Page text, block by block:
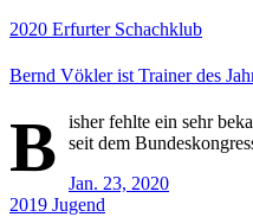
2020 Erfurter Schachklub
Bernd Vökler ist Trainer des
B
isher fehlte ein sehr
seit dem
Jan. 23, 2020
2019 Jugend